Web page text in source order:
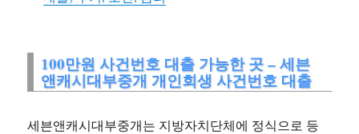
100만원 사건번호 대출 가능한 곳 – 세븐
앤캐시대부중개 개인회생 사건번호 대출
세븐앤캐시대부중개는 지방자치단체에 정식으로 등